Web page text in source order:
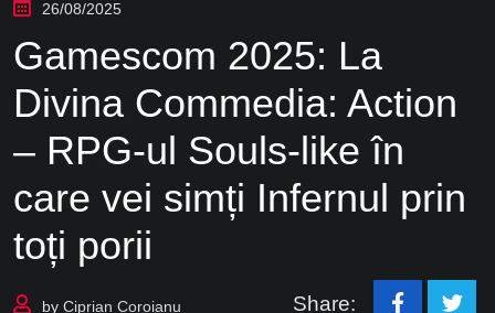
26/08/2025
Gamescom 2025: La
Divina Commedia: Action
– RPG-ul Souls-like în
care vei simți Infernul prin
toți porii
by Ciprian Coroianu Share: